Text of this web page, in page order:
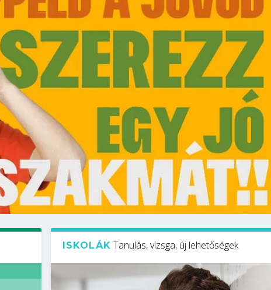
ISKOLÁK Tanulás, vizsga, új lehetőségek